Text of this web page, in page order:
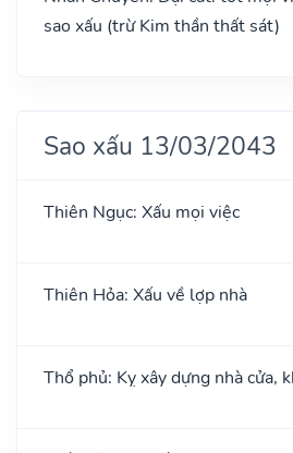
sao xấu (trừ Kim thần thất sát)
Sao xấu 13/03/2043
Thiên Ngục: Xấu mọi việc
Thiên Hỏa: Xấu về lợp nhà
Thổ phủ: Kỵ xây dựng nhà cửa,